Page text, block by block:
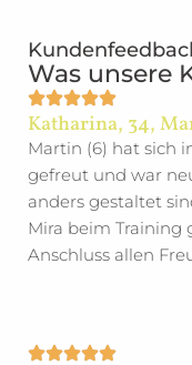
Was unsere
Katharina, 34,
Martin (6) hat sich
gefreut und war
anders gestaltet
Mira beim Training
Anschluss allen